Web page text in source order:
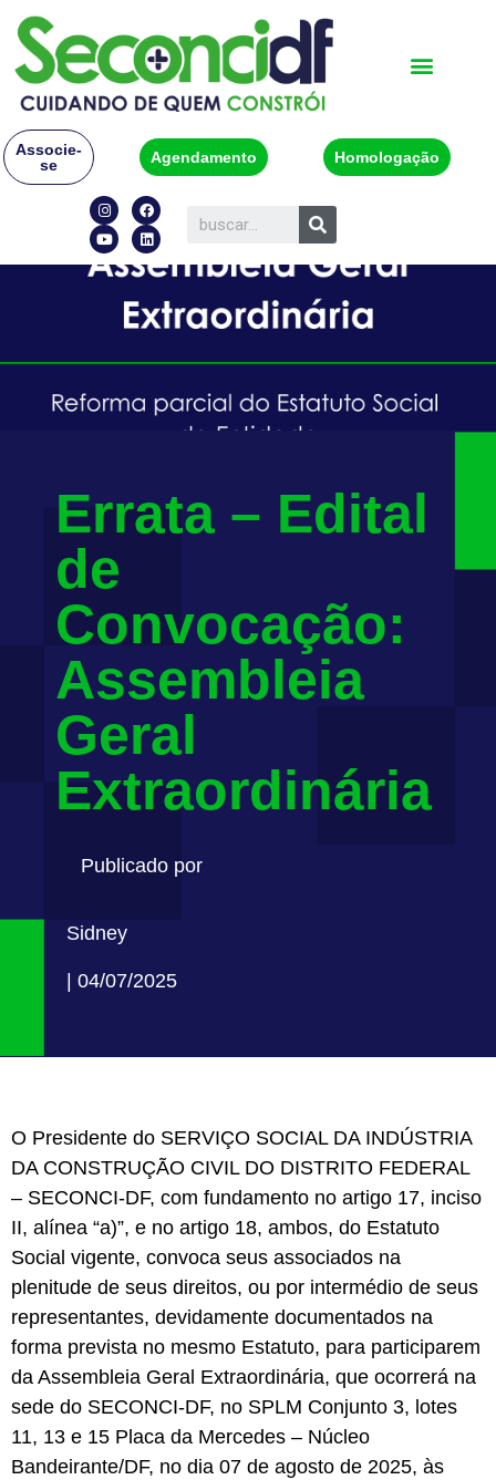
Associe-
se
Agendamento Homologação
Errata – Edital
de
Convocação:
Assembleia
Geral
Extraordinária
Publicado por
Sidney
| 04/07/2025
O Presidente do SERVIÇO SOCIAL DA INDÚSTRIA
DA CONSTRUÇÃO CIVIL DO DISTRITO FEDERAL
– SECONCI-DF, com fundamento no artigo 17, inciso
II, alínea “a)”, e no artigo 18, ambos, do Estatuto
Social vigente, convoca seus associados na
plenitude de seus direitos, ou por intermédio de seus
representantes, devidamente documentados na
forma prevista no mesmo Estatuto, para participarem
da Assembleia Geral Extraordinária, que ocorrerá na
sede do SECONCI-DF, no SPLM Conjunto 3, lotes
11, 13 e 15 Placa da Mercedes – Núcleo
Bandeirante/DF, no dia 07 de agosto de 2025, às